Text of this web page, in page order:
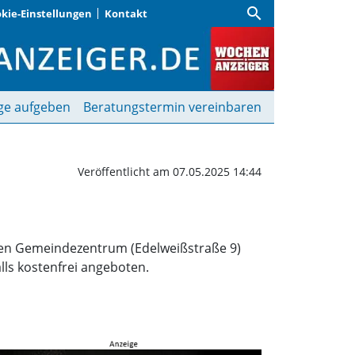
Einstellungen Kontakt search
aufgeben Beratungstermin vereinbaren
Veröffentlicht am 07.05.2025 14:44
Gemeindezentrum (Edelweißstraße 9)
kostenfrei angeboten.